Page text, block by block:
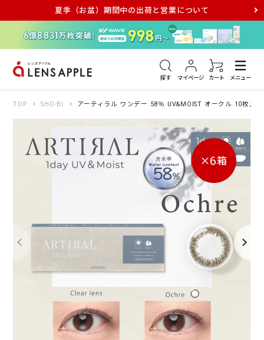
夏季（お盆）期間中の出荷と営業について
探す マイページ カート メニュー
アキュビュー メダリスト メガネ
TOP SHO-BI アーティラル ワンデー 58％ UV&MOIST オークル 10枚入